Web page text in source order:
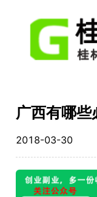
广西有哪些
2018-03-30